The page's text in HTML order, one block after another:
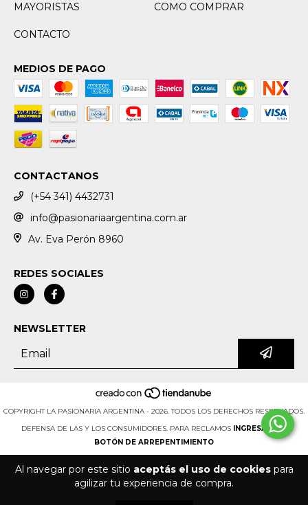
Al navegar por este sitio aceptás el uso de cookiespara
agilizar tu experiencia de compra.
MAYORISTAS COMO COMPRAR
CONTACTO
MEDIOS DE PAGO
CONTACTANOS
(+54 341) 4432731
info@pasionariaargentina.com.ar
Av. Eva Perón 8960
REDES SOCIALES
NEWSLETTER
COPYRIGHT LA PASIONARIA ARGENTINA - 2026. TODOS LOS DERECHOS RESERVADOS.
DEFENSA DE LAS Y LOS CONSUMIDORES. PARA RECLAMOS INGRESÁ ACÁ.
BOTÓN DE ARREPENTIMIENTO